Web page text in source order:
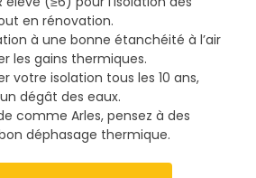
en rénovation.
à une bonne étanchéité à l’air
les gains thermiques.
votre isolation tous les 10 ans,
dégât des eaux.
comme Arles, pensez à des
déphasage thermique.